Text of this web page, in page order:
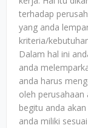
terhadap
yang anda
kriteria/
Dalam hal ini
anda
anda harus
oleh perusahaan
begitu anda
anda miliki